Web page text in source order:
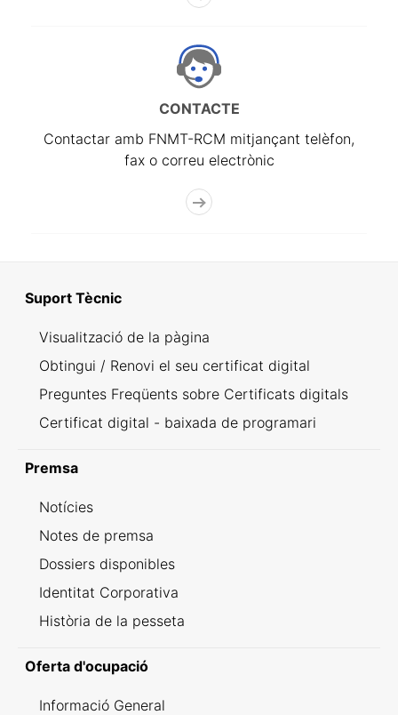
CONTACTE
Contactar amb FNMT-RCM mitjançant telèfon,
fax o correu electrònic
Suport Tècnic
Visualització de la pàgina
Obtingui / Renovi el seu certificat digital
Preguntes Freqüents sobre Certificats digitals
Certificat digital - baixada de programari
Premsa
Notícies
Notes de premsa
Dossiers disponibles
Identitat Corporativa
Història de la pesseta
Oferta d'ocupació
Informació General